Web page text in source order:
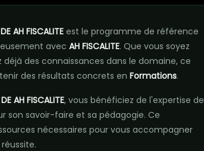
AH FISCALITE est le programme de référence
avec AH FISCALITE. Que vous soyez
des connaissances dans le domaine, ce
des résultats concrets en Formations.
AH FISCALITE, vous bénéficiez de l'expertise de
son savoir-faire et sa pédagogie. Ce
nécessaires pour vous accompagner